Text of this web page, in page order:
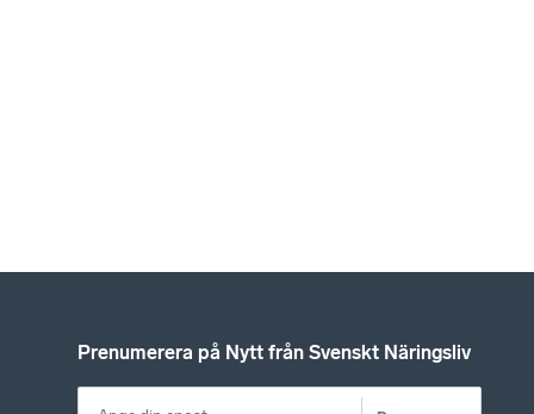
Prenumerera på Nytt från Svenskt Näringsliv